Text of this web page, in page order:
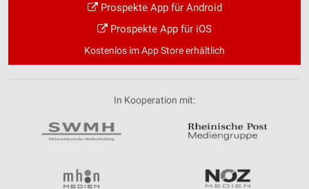
Prospekte App für Android
Prospekte App für iOS
Kostenlos im App Store erhältlich
In Kooperation mit: